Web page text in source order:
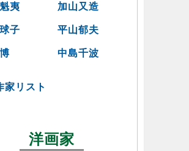
夷 加山又造
子 平山郁夫
中島千波
家リスト
洋画家